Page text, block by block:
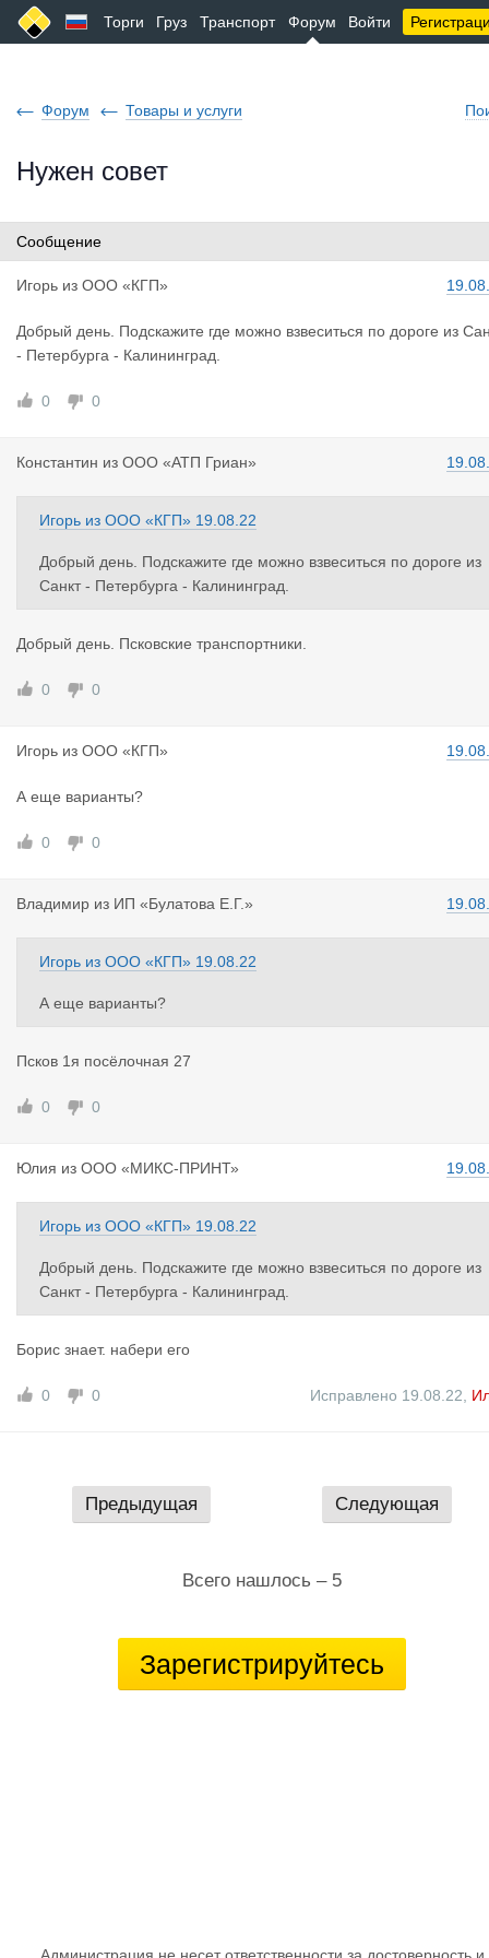
Торги Груз Транспорт Форум Войти
Форум Товары и услуги
Нужен совет
Сообщение
Игорь из ООО «КГП»
Добрый день. Подскажите где можно взвеситься по дороге из
- Петербурга - Калининград.
0 0
Константин из ООО «АТП Гриан»
Игорь из ООО «КГП» 19.08.22
Добрый день. Подскажите где можно взвеситься по дороге из
Санкт - Петербурга - Калининград.
Добрый день. Псковские транспортники.
0 0
Игорь из ООО «КГП»
А еще варианты?
0 0
Владимир из ИП «Булатова Е.Г.»
Игорь из ООО «КГП» 19.08.22
А еще варианты?
Псков 1я посёлочная 27
0 0
Юлия из ООО «МИКС-ПРИНТ»
Игорь из ООО «КГП» 19.08.22
Добрый день. Подскажите где можно взвеситься по дороге из
Санкт - Петербурга - Калининград.
Борис знает. набери его
0 0 Исправлено 19.08.22
Предыдущая Следующая
Всего нашлось – 5
Зарегистрируйтесь